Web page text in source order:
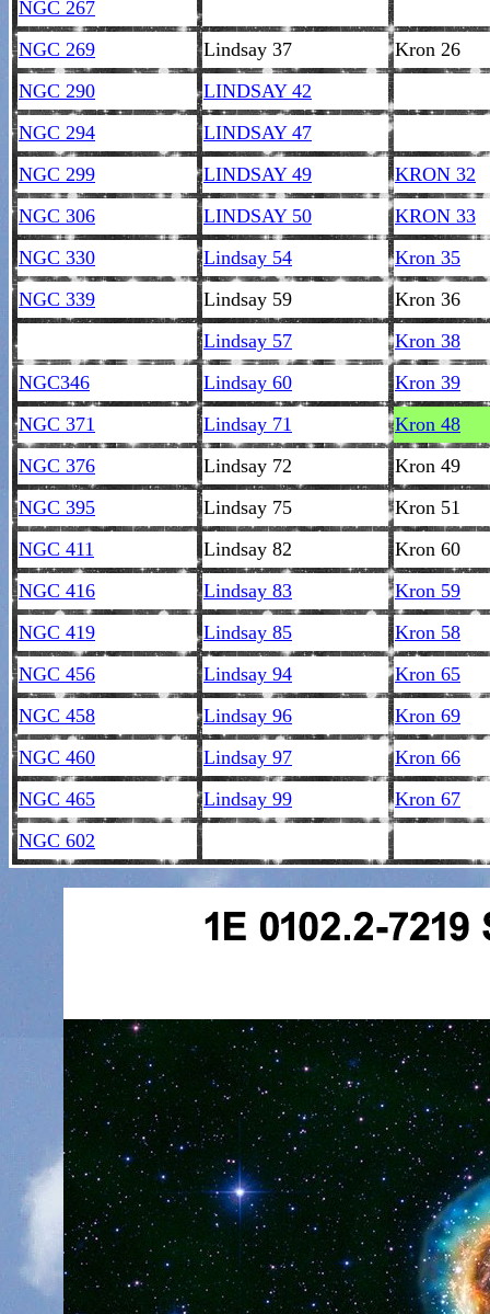
NGC 267
NGC 269
Lindsay 37
Kron 26
NGC 290
LINDSAY 42
NGC 294
LINDSAY 47
NGC 299
LINDSAY 49
KRON 32
NGC 306
LINDSAY 50
KRON 33
NGC 330
Lindsay 54
Kron 35
NGC 339
Lindsay 59
Kron 36
Lindsay 57
Kron 38
NGC346
Lindsay 60
Kron 39
NGC 371
Lindsay 71
Kron 48
NGC 376
Lindsay 72
Kron 49
NGC 395
Lindsay 75
Kron 51
NGC 411
Lindsay 82
Kron 60
NGC 416
Lindsay 83
Kron 59
NGC 419
Lindsay 85
Kron 58
NGC 456
Lindsay 94
Kron 65
NGC 458
Lindsay 96
Kron 69
NGC 460
Lindsay 97
Kron 66
NGC 465
Lindsay 99
Kron 67
NGC 602